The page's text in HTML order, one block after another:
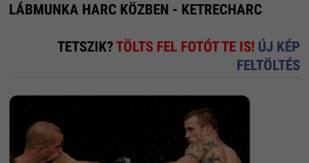
LÁBMUNKA HARC KÖZBEN - KETRECHARC
TETSZIK?TÖLTS FEL FOTÓT TE IS! ÚJ KÉP
FELTÖLTÉS